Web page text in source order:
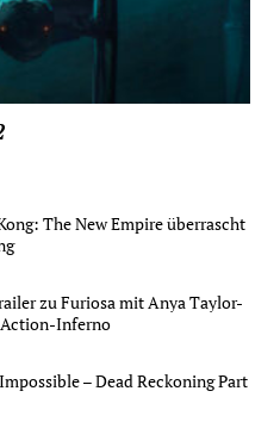
The New Empire überrascht
zu Furiosa mit Anya Taylor-
Action-Inferno
– Dead Reckoning Part